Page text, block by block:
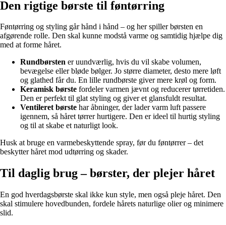
Den rigtige børste til føntørring
Føntørring og styling går hånd i hånd – og her spiller børsten en
afgørende rolle. Den skal kunne modstå varme og samtidig hjælpe dig
med at forme håret.
Rundbørsten er uundværlig, hvis du vil skabe volumen,
bevægelse eller bløde bølger. Jo større diameter, desto mere løft
og glathed får du. En lille rundbørste giver mere krøl og form.
Keramisk børste fordeler varmen jævnt og reducerer tørretiden.
Den er perfekt til glat styling og giver et glansfuldt resultat.
Ventileret børste har åbninger, der lader varm luft passere
igennem, så håret tørrer hurtigere. Den er ideel til hurtig styling
og til at skabe et naturligt look.
Husk at bruge en varmebeskyttende spray, før du føntørrer – det
beskytter håret mod udtørring og skader.
Til daglig brug – børster, der plejer håret
En god hverdagsbørste skal ikke kun style, men også pleje håret. Den
skal stimulere hovedbunden, fordele hårets naturlige olier og minimere
slid.